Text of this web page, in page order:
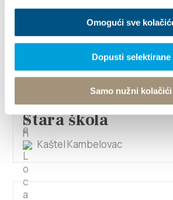
Omogući sve
Dopusti selektirane
Samo nužni kolačići
Kaštel Kambelovac
Stara škola
Kaštel Kambelovac